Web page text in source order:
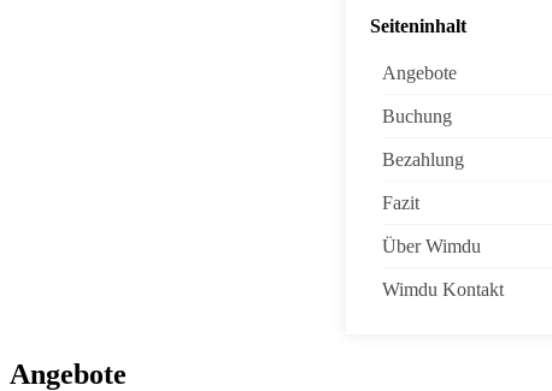
Seiteninhalt
Angebote
Buchung
Bezahlung
Fazit
Über Wimdu
Wimdu Kontakt
Angebote